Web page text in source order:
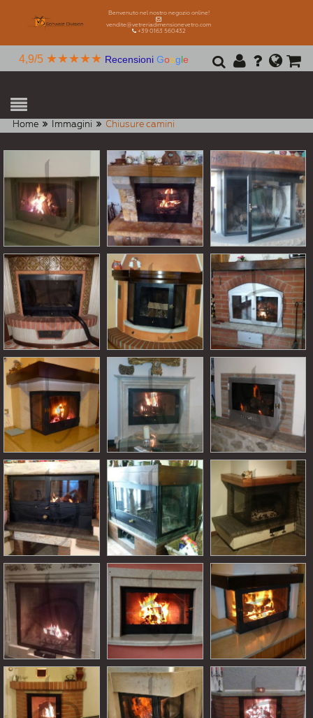
Benvenuto nel nostro negozio online!
vendite@vetreriadimensionevetro.com
+39 0163 560432
4,9/5 ★★★★★ Recensioni Google
Home Immagini Chiusure camini